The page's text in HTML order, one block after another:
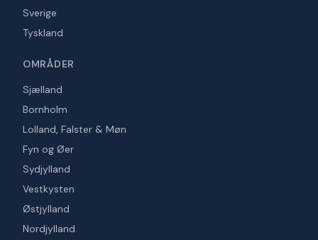
Sverige
Tyskland
OMRÅDER
Sjælland
Bornholm
Lolland, Falster & Møn
Fyn og Øer
Sydjylland
Vestkysten
Østjylland
Nordjylland